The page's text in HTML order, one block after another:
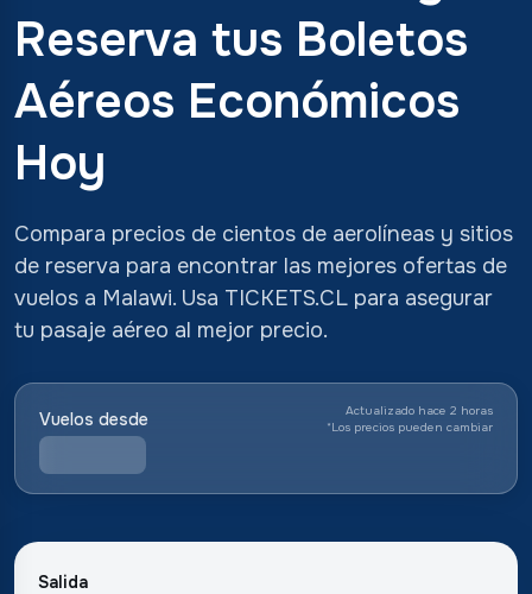
Reserva tus Boletos
Aéreos Económicos
Hoy
Compara precios de cientos de aerolíneas y sitios
de reserva para encontrar las mejores ofertas de
vuelos a Malawi. Usa TICKETS.CL para asegurar
tu pasaje aéreo al mejor precio.
Vuelos desde
Actualizado hace 2 horas
*Los precios pueden cambiar
Salida